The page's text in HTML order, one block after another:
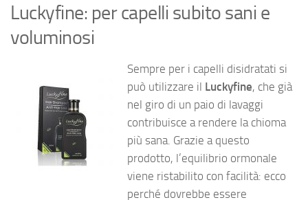
Luckyfine: per capelli subito sani e
voluminosi
Sempre per i capelli disidratati si
può utilizzare il Luckyfine, che già
nel giro di un paio di lavaggi
contribuisce a rendere la chioma
più sana. Grazie a questo
prodotto, l’equilibrio ormonale
viene ristabilito con facilità: ecco
perché dovrebbe essere